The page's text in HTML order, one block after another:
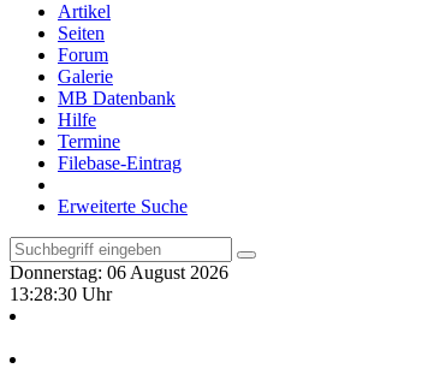
Artikel
Seiten
Forum
Galerie
MB Datenbank
Hilfe
Termine
Filebase-Eintrag
Erweiterte Suche
Donnerstag: 06 August 2026
13:28:31 Uhr